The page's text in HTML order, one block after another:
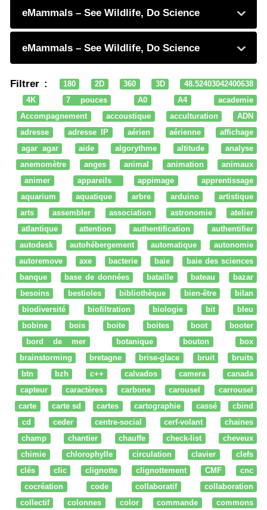
eMammals – See Wildlife, Do Science
eMammals – See Wildlife, Do Science
Filtrer : 180 2D 360 3D
48.52403042400638
4K
7 pouces A0 A4
academie
Accompagnement
accoustique acculturation
ADN
adresse
adresse IP aérien aérienne
affichage
agar agar
aide algorythme altitude
analyse
anemomètre
anges animal animation
animaux
animer
appareils appimage
apprentissage
aquarium
aquatique arbre arduino
artistique
arts
assembler association astronomie
atelier
atlantique
attention authentification
authentifier
autodesk
autohébergement automatique
autonomie
autoremove
axe bacterie baie
baie des sciences
banque
base de données bataille bateau
bazar
besoins
bestioles bibliothèque bien-être
bilan
biodiversité
biofiltration biologie bit
bleu
bobine
bois boite boites boot
booter
bord de mer
botanique bouton
box
brainstorming
bretagne brise-glace bruit
bruits
btn
bzh c++ calvados camera
canada
capteur
caractères carbone carousel
carrousel
carte
carte sd cartes cartographie cassé
cbind
cd
ceder centre-social cerf-volant
chaines
champ
chantier chauffe check-list
cheveux
chimie
chlorophylle circulation clavier
clefs
clés
clic clignotte clignottement CMF
cnc
cocréation
code collaboratif
collaboration
collectif
colonnes color commande
commons